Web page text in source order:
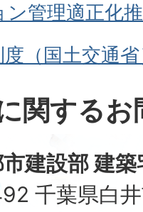
管理適正化
（国土交通
関する
建設部 建築
千葉県白